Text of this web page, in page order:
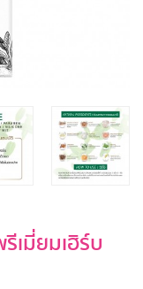
เมี่ยมเฮิร์บ